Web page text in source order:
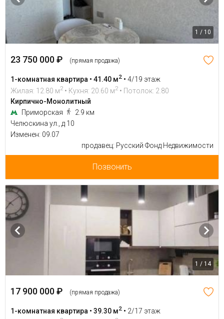
1 / 10
23 750 000 ₽ (прямая продажа)
1-комнатная квартира • 41.40 м2 • 4/19 этаж
Жилая: 12.80 м2 • Кухня: 20.60 м2 • Потолок: 2.80
Кирпично-Монолитный
Приморская
2.9 км
Челюскина ул., д 10
Изменен: 09.07
продавец: Русский Фонд Недвижимости
Позвонить
1 / 14
17 900 000 ₽ (прямая продажа)
1-комнатная квартира • 39.30 м2 • 2/17 этаж